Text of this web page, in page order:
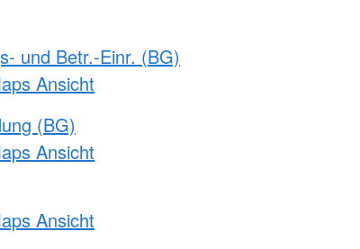
und Betr.-Einr. (BG)
Ansicht
(BG)
Ansicht
Ansicht